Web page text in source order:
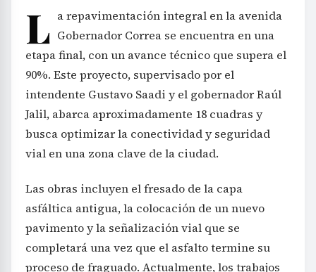
L a repavimentación integral en la avenida
Gobernador Correa se encuentra en una
etapa final, con un avance técnico que supera el
90%. Este proyecto, supervisado por el
intendente Gustavo Saadi y el gobernador Raúl
Jalil, abarca aproximadamente 18 cuadras y
busca optimizar la conectividad y seguridad
vial en una zona clave de la ciudad.
Las obras incluyen el fresado de la capa
asfáltica antigua, la colocación de un nuevo
pavimento y la señalización vial que se
completará una vez que el asfalto termine su
proceso de fraguado. Actualmente, los trabajos